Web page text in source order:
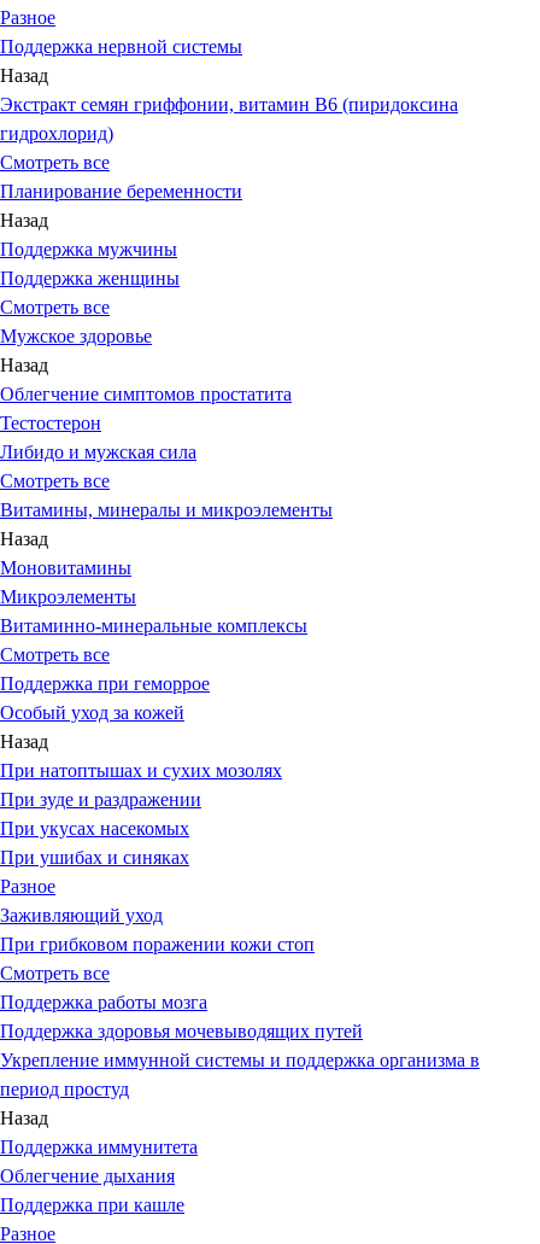
Разное
Поддержка нервной системы
Назад
Экстракт семян гриффонии, витамин В6 (пиридоксина
гидрохлорид)
Смотреть все
Планирование беременности
Назад
Поддержка мужчины
Поддержка женщины
Смотреть все
Мужское здоровье
Назад
Облегчение симптомов простатита
Тестостерон
Либидо и мужская сила
Смотреть все
Витамины, минералы и микроэлементы
Назад
Моновитамины
Микроэлементы
Витаминно-минеральные комплексы
Смотреть все
Поддержка при геморрое
Особый уход за кожей
Назад
При натоптышах и сухих мозолях
При зуде и раздражении
При укусах насекомых
При ушибах и синяках
Разное
Заживляющий уход
При грибковом поражении кожи стоп
Смотреть все
Поддержка работы мозга
Поддержка здоровья мочевыводящих путей
Укрепление иммунной системы и поддержка организма в
период простуд
Назад
Поддержка иммунитета
Облегчение дыхания
Поддержка при кашле
Разное